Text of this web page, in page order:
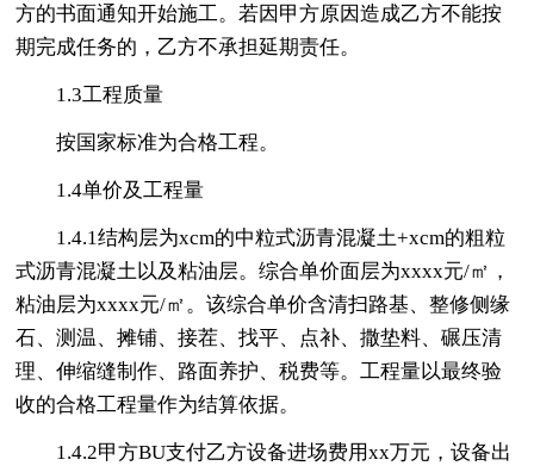
方的书面通知开始施工。若因甲方原因造成乙方不能按
期完成任务的，乙方不承担延期责任。
1.3工程质量
按国家标准为合格工程。
1.4单价及工程量
1.4.1结构层为xcm的中粒式沥青混凝土+xcm的粗粒
式沥青混凝土以及粘油层。综合单价面层为xxxx元/㎡，
粘油层为xxxx元/㎡。该综合单价含清扫路基、整修侧缘
石、测温、摊铺、接茬、找平、点补、撒垫料、碾压清
理、伸缩缝制作、路面养护、税费等。工程量以最终验
收的合格工程量作为结算依据。
1.4.2甲方BU支付乙方设备进场费用xx万元，设备出